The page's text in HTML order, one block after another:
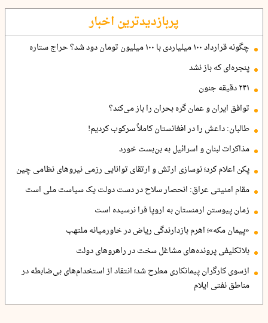
پربازدیدترین اخبار
چگونه قرارداد ۱۰۰ میلیاردی با ۱۰۰ میلیون تومان دود شد؟ حراج ستاره
پنجره‌ای که باز نشد
۲۴۱ دقیقه جنون
توافق ایران و عمان گره بحران را باز می‌کند؟
طالبان: داعش را در افغانستان کاملاً سرکوب کردیم!
مذاکرات لبنان و اسرائیل به بن‌بست خورد
پکن اعلام کرد؛ نوسازی ارتش و ارتقای توانایی رزمی نیروهای نظامی چین
مقام امنیتی عراق: انحصار سلاح در دست دولت یک سیاست ملی است
زمان پیوستن ارمنستان به اروپا فرا نرسیده است
«پیمان مکه»؛ اهرم بازدارندگی ریاض در خاورمیانه ملتهب
بلاتکلیفی پرونده‌های مشاغل سخت در راهروهای دولت
ازسوی کارگران پیمانکاری مطرح شد؛ انتقاد از استخدام‌های بی‌ضابطه در
مناطق نفتی ایلام